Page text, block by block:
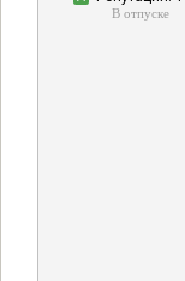
В отпуске